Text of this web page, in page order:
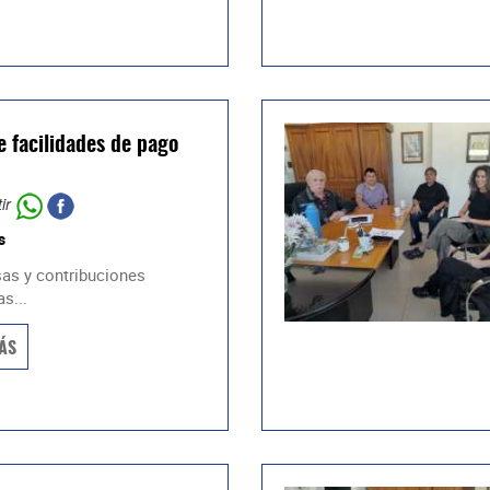
facilidades de pago
y contribuciones